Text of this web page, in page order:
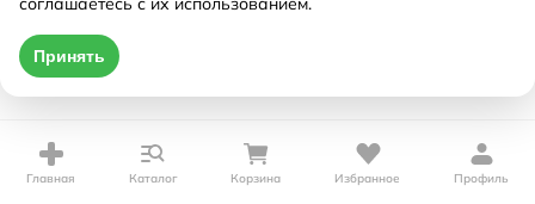
Главная Каталог Корзина Избранное Профиль
Принять